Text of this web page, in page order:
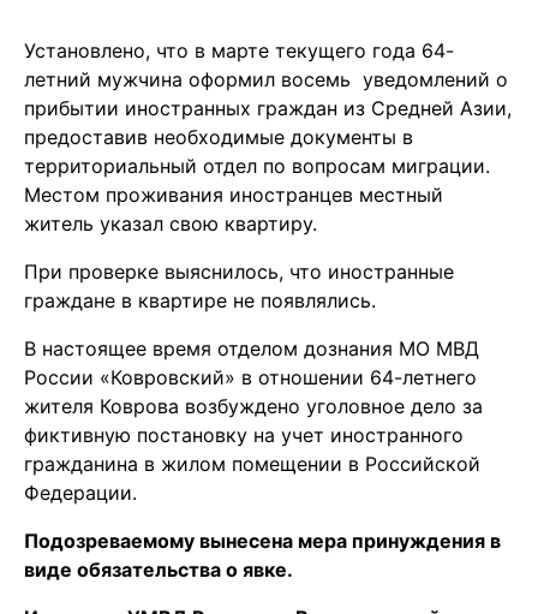
Установлено, что в марте текущего года 64-
летний мужчина оформил восемь уведомлений о
прибытии иностранных граждан из Средней Азии,
предоставив необходимые документы в
территориальный отдел по вопросам миграции.
Местом проживания иностранцев местный
житель указал свою квартиру.
При проверке выяснилось, что иностранные
граждане в квартире не появлялись.
В настоящее время отделом дознания МО МВД
России «Ковровский» в отношении 64-летнего
жителя Коврова возбуждено уголовное дело за
фиктивную постановку на учет иностранного
гражданина в жилом помещении в Российской
Федерации.
Подозреваемому вынесена мера принуждения в
виде обязательства о явке.